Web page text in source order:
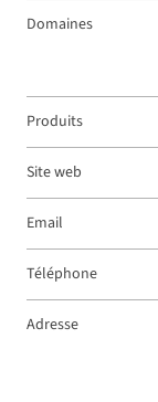
Domaines
Produits
Site web
Email
Téléphone
Adresse